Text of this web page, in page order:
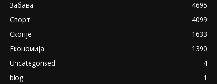
Забава
4695
Спорт
4099
Скопје
1633
Економија
1390
Uncategorised
4
blog
1